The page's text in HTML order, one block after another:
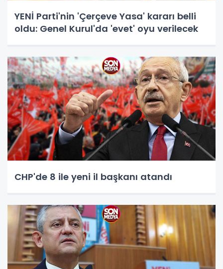
YENİ Parti'nin 'Çerçeve Yasa' kararı belli
oldu: Genel Kurul'da 'evet' oyu verilecek
CHP'de 8 ile yeni il başkanı atandı